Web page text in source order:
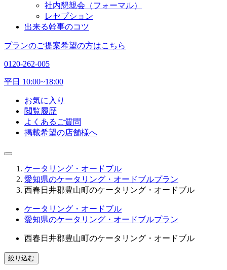
社内懇親会（フォーマル）
レセプション
出来る幹事のコツ
プランのご提案希望の方はこちら
0120-262-005
平日 10:00~18:00
お気に入り
閲覧履歴
よくあるご質問
掲載希望の店舗様へ
ケータリング・オードブル
愛知県のケータリング・オードブルプラン
西春日井郡豊山町のケータリング・オードブル
ケータリング・オードブル
愛知県のケータリング・オードブルプラン
西春日井郡豊山町のケータリング・オードブル
絞り込む